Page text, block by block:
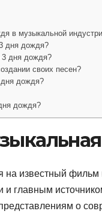
в музыкальной
дня дождя?
3 дня дождя?
своих песен?
дня дождя?
дождя?
известный фильм
и главным
о